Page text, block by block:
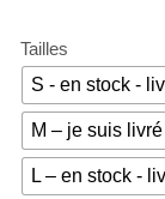
Tailles
S - en stock -
M – je suis
L – en stock -